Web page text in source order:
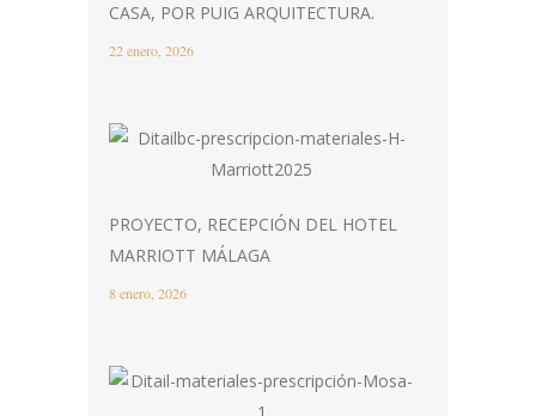
CASA, POR PUIG ARQUITECTURA.
22 enero, 2026
PROYECTO, RECEPCIÓN DEL HOTEL
MARRIOTT MÁLAGA
8 enero, 2026